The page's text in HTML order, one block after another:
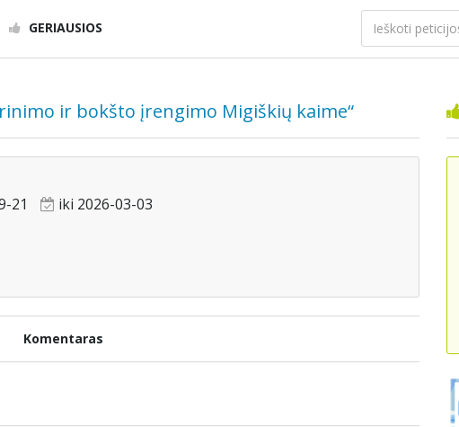
GERIAUSIOS
ir bokšto įrengimo Migiškių kaime“
21 iki 2026-03-03
Komentaras